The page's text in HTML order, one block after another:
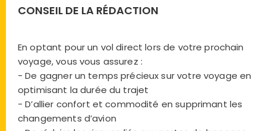
CONSEIL DE LA RÉDACTION
En optant pour un vol direct lors de votre prochain
voyage, vous vous assurez :
- De gagner un temps précieux sur votre voyage en
optimisant la durée du trajet
- D’allier confort et commodité en supprimant les
changements d’avion